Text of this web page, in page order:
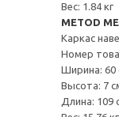
Вес: 1.84 кг
METOD
Каркас
Номер
Ширина: 60
Высота: 7
Длина: 109